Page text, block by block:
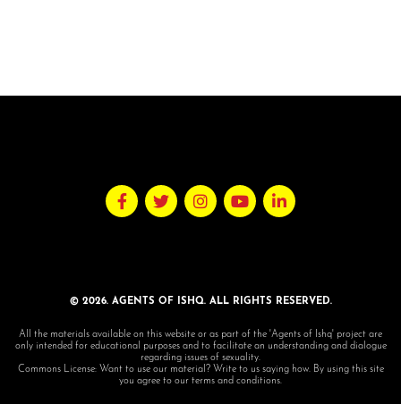
© 2026. AGENTS OF ISHQ. ALL RIGHTS RESERVED.
All the materials available on this website or as part of the 'Agents of Ishq' project are
only intended for educational purposes and to facilitate an understanding and dialogue
regarding issues of sexuality.
Commons License: Want to use our material? Write to us saying how. By using this site
you agree to our terms and conditions.